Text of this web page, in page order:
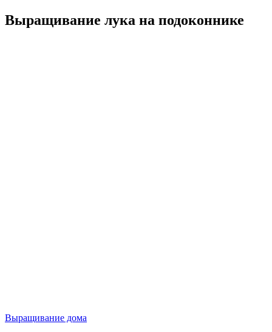
Выращивание лука на подоконнике
Выращивание дома